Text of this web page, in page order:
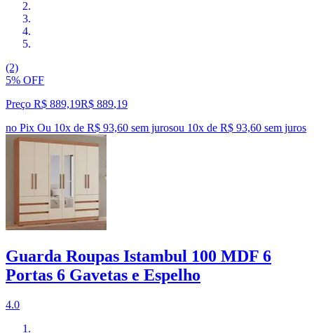
(2)
5% OFF
Preço R$ 889,19R$ 889,19
no Pix Ou 10x de R$ 93,60 sem jurosou 10x de R$ 93,60 sem juros
Guarda Roupas Istambul 100 MDF 6
Portas 6 Gavetas e Espelho
4.0